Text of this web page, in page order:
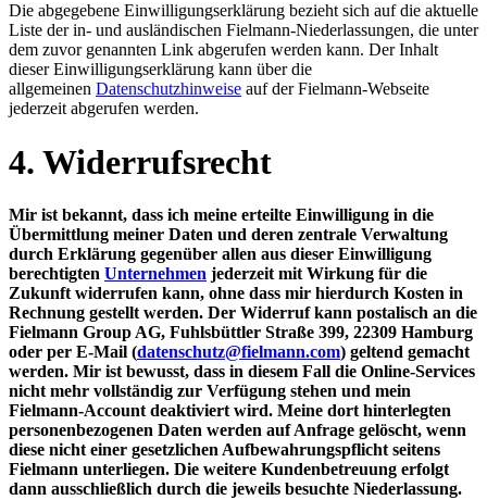
Die abgegebene Einwilligungserklärung bezieht sich auf die aktuelle
Liste der in- und ausländischen Fielmann-Niederlassungen, die unter
dem zuvor genannten Link abgerufen werden kann. Der Inhalt
dieser Einwilligungserklärung kann über die
allgemeinen Datenschutzhinweise auf der Fielmann-Webseite
jederzeit abgerufen werden.
4. Widerrufsrecht
Mir ist bekannt, dass ich meine erteilte Einwilligung in die
Übermittlung meiner Daten und deren zentrale Verwaltung
durch Erklärung gegenüber allen aus dieser Einwilligung
berechtigten Unternehmen jederzeit mit Wirkung für die
Zukunft widerrufen kann, ohne dass mir hierdurch Kosten in
Rechnung gestellt werden. Der Widerruf kann postalisch an die
Fielmann Group AG, Fuhlsbüttler Straße 399, 22309 Hamburg
oder per E-Mail (datenschutz@fielmann.com) geltend gemacht
werden. Mir ist bewusst, dass in diesem Fall die Online-Services
nicht mehr vollständig zur Verfügung stehen und mein
Fielmann-Account deaktiviert wird. Meine dort hinterlegten
personenbezogenen Daten werden auf Anfrage gelöscht, wenn
diese nicht einer gesetzlichen Aufbewahrungspflicht seitens
Fielmann unterliegen. Die weitere Kundenbetreuung erfolgt
dann ausschließlich durch die jeweils besuchte Niederlassung.